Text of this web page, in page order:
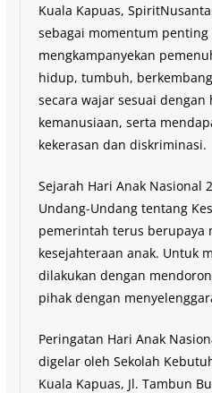
Kuala Kapuas,
sebagai momentum
mengkampanyekan
hidup, tumbuh,
secara wajar sesuai
kemanusiaan, serta
kekerasan dan diskriminasi.
Sejarah Hari Anak Nasional
Undang-Undang tentang
pemerintah terus berupaya
kesejahteraan anak. Untuk
dilakukan dengan
pihak dengan
Peringatan Hari Anak
digelar oleh Sekolah
Kuala Kapuas, Jl. Tambun